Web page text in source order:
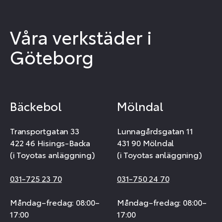
Våra verkstäder i
Göteborg
Bäckebol
Transportgatan 33
422 46 Hisings-Backa
(i Toyotas anläggning)
031-725 23 70
Måndag–fredag: 08:00–
17:00
Mölndal
Lunnagårdsgatan 11
431 90 Mölndal
(i Toyotas anläggning)
031-750 24 70
Måndag–fredag: 08:00–
17:00